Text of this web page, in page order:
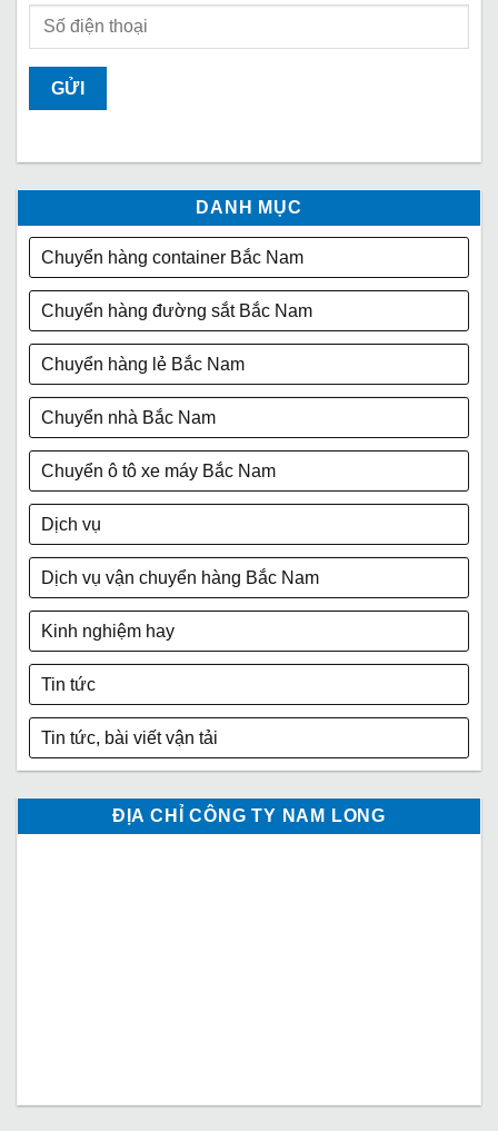
DANH MỤC
Chuyển hàng container Bắc Nam
Chuyển hàng đường sắt Bắc Nam
Chuyển hàng lẻ Bắc Nam
Chuyển nhà Bắc Nam
Chuyển ô tô xe máy Bắc Nam
Dịch vụ
Dịch vụ vận chuyển hàng Bắc Nam
Kinh nghiệm hay
Tin tức
Tin tức, bài viết vận tải
ĐỊA CHỈ CÔNG TY NAM LONG